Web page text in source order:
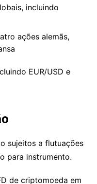
incluindo
ações alemãs,
sujeitos a